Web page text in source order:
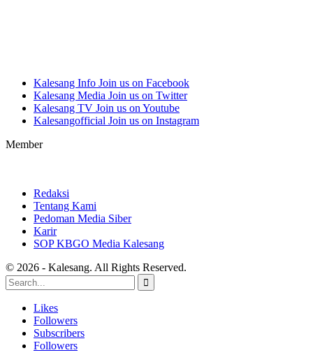
Kalesang Info Join us on Facebook
Kalesang Media Join us on Twitter
Kalesang TV Join us on Youtube
Kalesangofficial Join us on Instagram
Member
Redaksi
Tentang Kami
Pedoman Media Siber
Karir
SOP KBGO Media Kalesang
© 2026 - Kalesang. All Rights Reserved.
Likes
Followers
Subscribers
Followers